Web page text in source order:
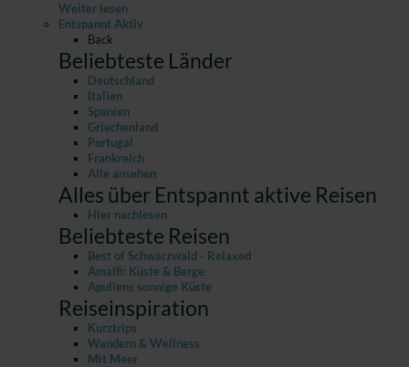
Weiter lesen
Entspannt Aktiv
Back
Beliebteste Länder
Deutschland
Italien
Spanien
Griechenland
Portugal
Frankreich
Alle ansehen
Alles über Entspannt aktive Reisen
Hier nachlesen
Beliebteste Reisen
Best of Schwarzwald - Relaxed
Amalfi: Küste & Berge
Apuliens sonnige Küste
Reiseinspiration
Kurztrips
Wandern & Wellness
Mit Meer